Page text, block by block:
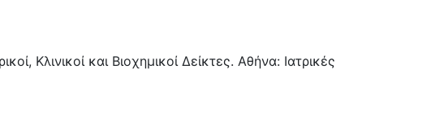
Κλινικοί και Βιοχημικοί Δείκτες. Αθήνα: Ιατρικές